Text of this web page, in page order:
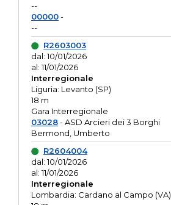
--
00000-
--
R2603003
dal: 10/01/2026
al: 11/01/2026
Interregionale
Liguria: Levanto (SP)
18 m
Gara Interregionale
03028- ASD Arcieri dei 3 Borghi
Bermond, Umberto
R2604004
dal: 10/01/2026
al: 11/01/2026
Interregionale
Lombardia: Cardano al Campo (VA)